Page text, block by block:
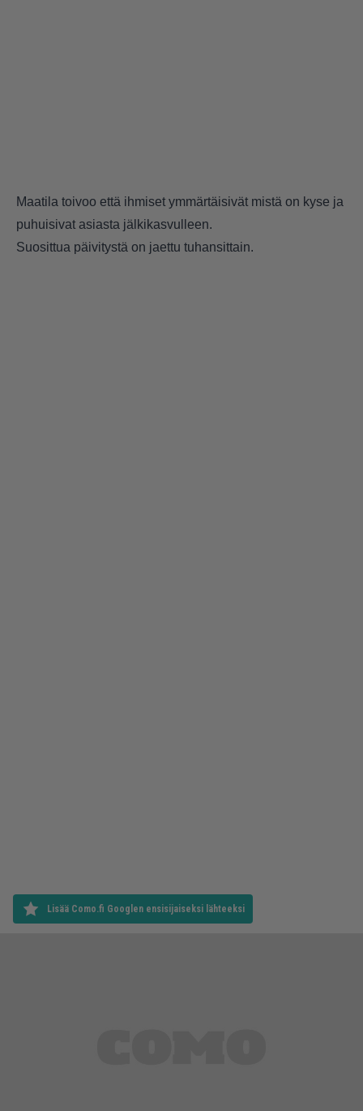
Maatila toivoo että ihmiset ymmärtäisivät mistä on kyse ja
puhuisivat asiasta jälkikasvulleen.
Suosittua päivitystä on jaettu tuhansittain.
Lisää Como.fi Googlen ensisijaiseksi lähteeksi